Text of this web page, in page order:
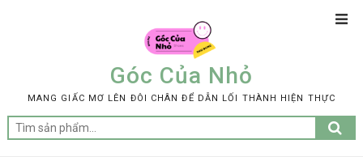
Góc Của Nhỏ
MANG GIẤC MƠ LÊN ĐÔI CHÂN ĐỂ DẪN LỐI THÀNH HIỆN THỰC
Tìm
kiếm: